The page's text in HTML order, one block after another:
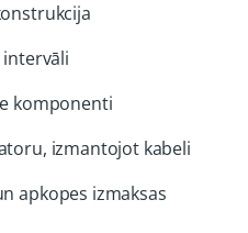
intervāli
komponenti
izmantojot kabeli
apkopes izmaksas